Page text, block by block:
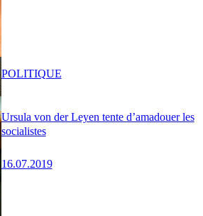
Ursula von der Leyen tente d’amadouer les
socialistes
16.07.2019
POLITIQUE